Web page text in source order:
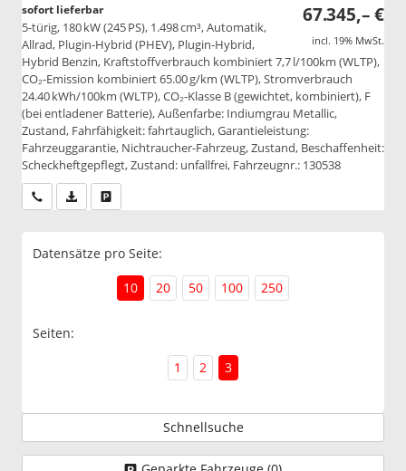
67.345,– €
incl. 19% MwSt.
sofort lieferbar
5-türig, 180 kW (245 PS), 1.498 cm³, Automatik,
Allrad, Plugin-Hybrid (PHEV), Plugin-Hybrid,
Hybrid Benzin, Kraftstoffverbrauch kombiniert 7,7 l/100km (WLTP),
CO₂-Emission kombiniert 65.00 g/km (WLTP), Stromverbrauch
24.40 kWh/100km (WLTP), CO₂-Klasse B (gewichtet, kombiniert), F
(bei entladener Batterie), Außenfarbe: Indiumgrau Metallic,
Zustand, Fahrfähigkeit: fahrtauglich, Garantieleistung:
Fahrzeuggarantie, Nichtraucher-Fahrzeug, Zustand, Beschaffenheit:
Scheckheftgepflegt, Zustand: unfallfrei, Fahrzeugnr.: 130538
Wir rufen Sie anPDF-Datei, Fahrzeugexposé drucken
Datensätze pro Seite:
10
20 50 100 250
Seiten:
1
2 3
Schnellsuche